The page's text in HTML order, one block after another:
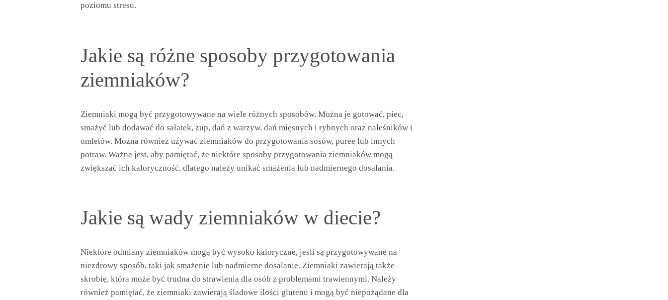
poziomu stresu.
Jakie są różne sposoby przygotowania
ziemniaków?
Ziemniaki mogą być przygotowywane na wiele różnych sposobów. Można je gotować, piec,
smażyć lub dodawać do sałatek, zup, dań z warzyw, dań mięsnych i rybnych oraz naleśników i
omletów. Można również używać ziemniaków do przygotowania sosów, puree lub innych
potraw. Ważne jest, aby pamiętać, że niektóre sposoby przygotowania ziemniaków mogą
zwiększać ich kaloryczność, dlatego należy unikać smażenia lub nadmiernego dosalania.
Jakie są wady ziemniaków w diecie?
Niektóre odmiany ziemniaków mogą być wysoko kaloryczne, jeśli są przygotowywane na
niezdrowy sposób, taki jak smażenie lub nadmierne dosalanie. Ziemniaki zawierają także
skrobię, która może być trudna do strawienia dla osób z problemami trawiennymi. Należy
również pamiętać, że ziemniaki zawierają śladowe ilości glutenu i mogą być niepożądane dla